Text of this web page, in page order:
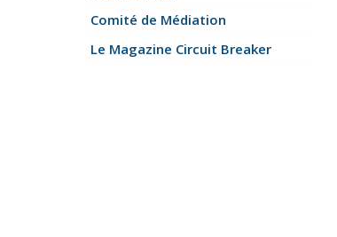
Comité de Médiation
Le Magazine Circuit Breaker